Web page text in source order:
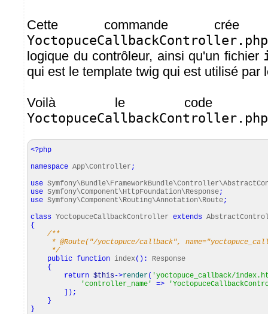
Cette commande
YoctopuceCallbackController.php
logique du contrôleur, ainsi qu'un fichier
qui est le template twig qui est utilisé par
Voilà le code
YoctopuceCallbackController.php
<?php
namespace App\Controller ;
use
use Symfony\Component\HttpFoundation\Response;
use Symfony\Component\Routing\Annotation\Route;
class YoctopuceCallbackController extends
{
/**
* @Route("/yoctopuce/callback",
*/
public function index( ) :
Response
{
return $this->render( 'yoctopuce_callback/
'controller_name'
=>
) ;
}
}